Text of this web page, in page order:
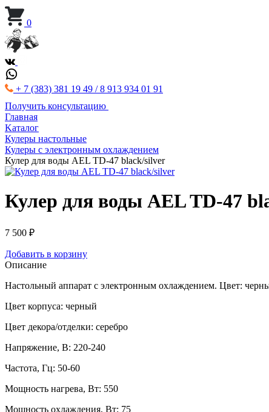
0
+ 7 (383) 381 19 49 / 8 913 934 01 91
Получить консультацию
Главная
Kаталог
Кулеры настольные
Кулеры с электронным охлаждением
Кулер для воды AEL TD-47 black/silver
Кулер для воды AEL TD-47
7 500 ₽
Добавить в корзину
Описание
Настольный аппарат с электронным охлаждением. Цвет:
Цвет корпуса: черный
Цвет декора/отделки: серебро
Напряжение, В: 220-240
Частота, Гц: 50-60
Мощность нагрева, Вт: 550
Мощность охлаждения, Вт: 75